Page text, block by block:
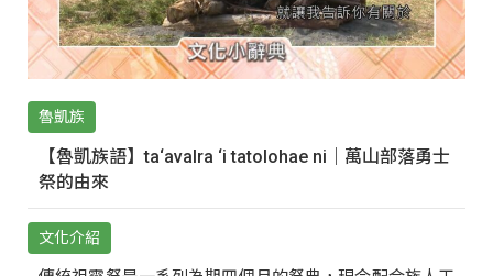
魯凱族
【魯凱族語】ta‘avalra ‘i tatolohae ni｜萬山部落勇士
祭的由來
文化介紹